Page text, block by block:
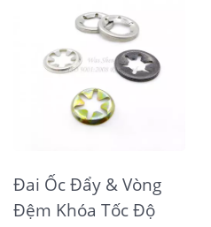
Đai Ốc Đẩy & Vòng
Đệm Khóa Tốc Độ